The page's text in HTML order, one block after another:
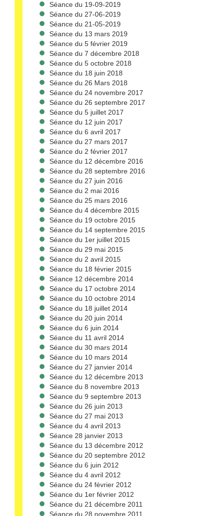
Séance du 19-09-2019
Séance du 27-06-2019
Séance du 21-05-2019
Séance du 13 mars 2019
Séance du 5 février 2019
Séance du 7 décembre 2018
Séance du 5 octobre 2018
Séance du 18 juin 2018
Séance du 26 Mars 2018
Séance du 24 novembre 2017
Séance du 26 septembre 2017
Séance du 5 juillet 2017
Séance du 12 juin 2017
Séance du 6 avril 2017
Séance du 27 mars 2017
Séance du 2 février 2017
Séance du 12 décembre 2016
Séance du 28 septembre 2016
Séance du 27 juin 2016
Séance du 2 mai 2016
Séance du 25 mars 2016
Séance du 4 décembre 2015
Séance du 19 octobre 2015
Séance du 14 septembre 2015
Séance du 1er juillet 2015
Séance du 29 mai 2015
Séance du 2 avril 2015
Séance du 18 février 2015
Séance 12 décembre 2014
Séance du 17 octobre 2014
Séance du 10 octobre 2014
Séance du 18 juillet 2014
Séance du 20 juin 2014
Séance du 6 juin 2014
Séance du 11 avril 2014
Séance du 30 mars 2014
Séance du 10 mars 2014
Séance du 27 janvier 2014
Séance du 12 décembre 2013
Séance du 8 novembre 2013
Séance du 9 septembre 2013
Séance du 26 juin 2013
Séance du 27 mai 2013
Séance du 4 avril 2013
Séance 28 janvier 2013
Séance du 13 décembre 2012
Séance du 20 septembre 2012
Séance du 6 juin 2012
Séance du 4 avril 2012
Séance du 24 février 2012
Séance du 1er février 2012
Séance du 21 décembre 2011
Séance du 28 novembre 2011